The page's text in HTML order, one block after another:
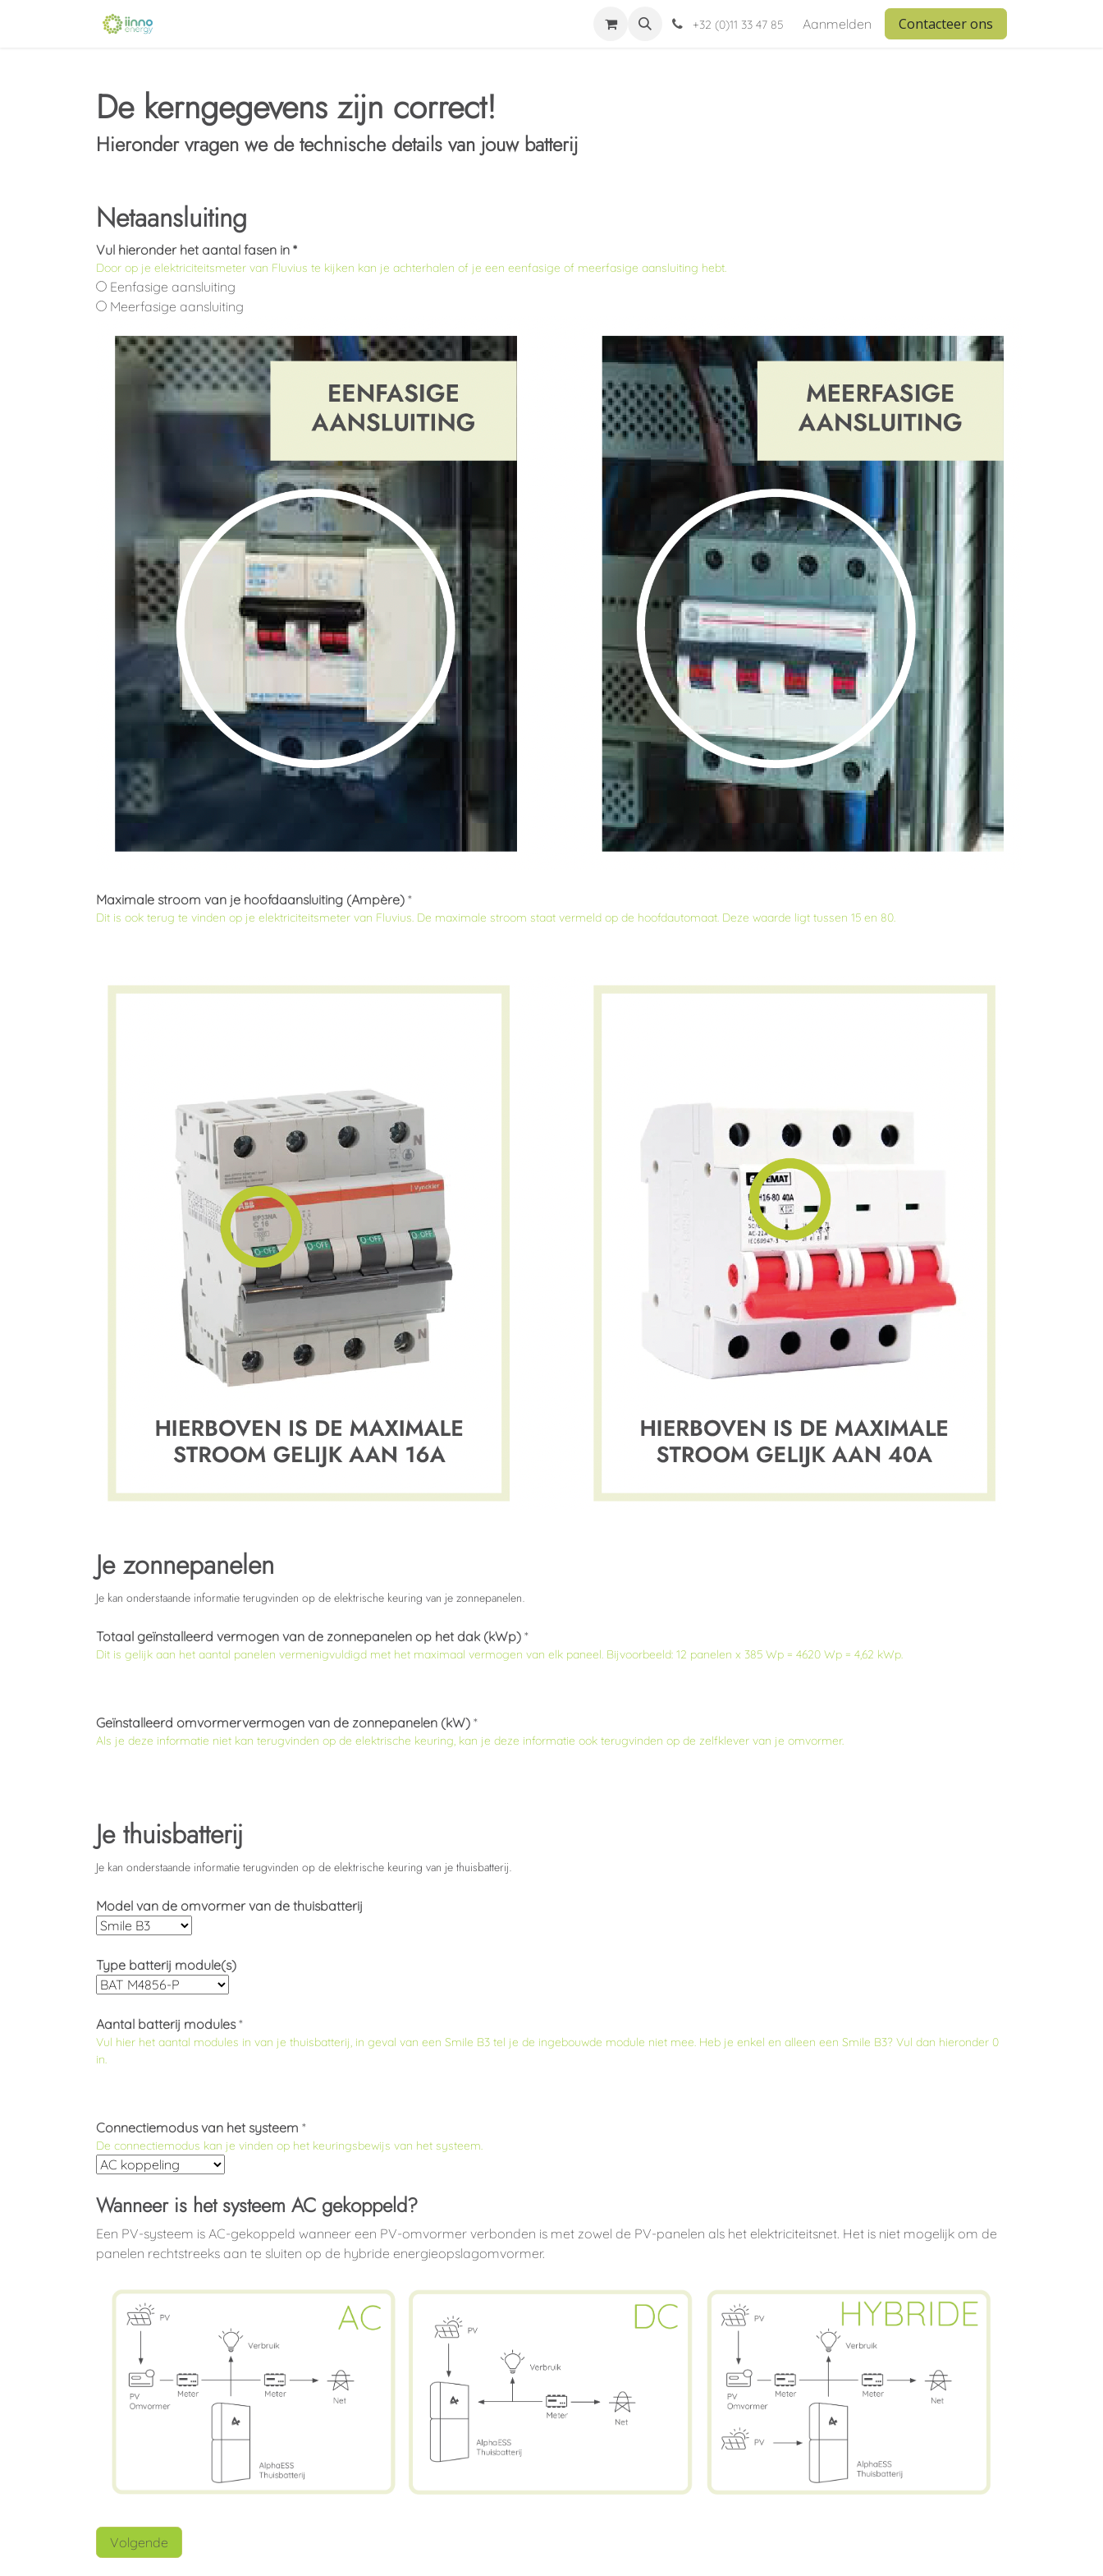
Word installateur Mijn Account+32 (0)11 33 47 85 Aanmelden Contacteer ons
De kerngegevens zijn correct!
Hieronder vragen we de technische details van jouw batterij
Netaansluiting
Vul hieronder het aantal fasen in *
Door op je elektriciteitsmeter van Fluvius te kijken kan je achterhalen of je een eenfasige of meerfasige aansluiting hebt.
Eenfasige aansluiting
Meerfasige aansluiting
Maximale stroom van je hoofdaansluiting (Ampère) *
Dit is ook terug te vinden op je elektriciteitsmeter van Fluvius. De maximale stroom staat vermeld op de hoofdautomaat. Deze waarde ligt tussen 15 en 80.
Je zonnepanelen
Je kan onderstaande informatie terugvinden op de elektrische keuring van je zonnepanelen.
Totaal geïnstalleerd vermogen van de zonnepanelen op het dak (kWp) *
Dit is gelijk aan het aantal panelen vermenigvuldigd met het maximaal vermogen van elk paneel. Bijvoorbeeld: 12 panelen x 385 Wp = 4620 Wp = 4,62 kWp.
Geïnstalleerd omvormervermogen van de zonnepanelen (kW) *
Als je deze informatie niet kan terugvinden op de elektrische keuring, kan je deze informatie ook terugvinden op de zelfklever van je omvormer.
Je thuisbatterij
Je kan onderstaande informatie terugvinden op de elektrische keuring van je thuisbatterij.
Model van de omvormer van de thuisbatterij
Type batterij module(s)
Aantal batterij modules *
Vul hier het aantal modules in van je thuisbatterij, in geval van een Smile B3 tel je de ingebouwde module niet mee. Heb je enkel en alleen een Smile B3? Vul dan hieronder 0
in.
Connectiemodus van het systeem *
De connectiemodus kan je vinden op het keuringsbewijs van het systeem.
Wanneer is het systeem AC gekoppeld?
Een PV-systeem is AC-gekoppeld wanneer een PV-omvormer verbonden is met zowel de PV-panelen als het elektriciteitsnet. Het is niet mogelijk om de
panelen rechtstreeks aan te sluiten op de hybride energieopslagomvormer.
Volgende